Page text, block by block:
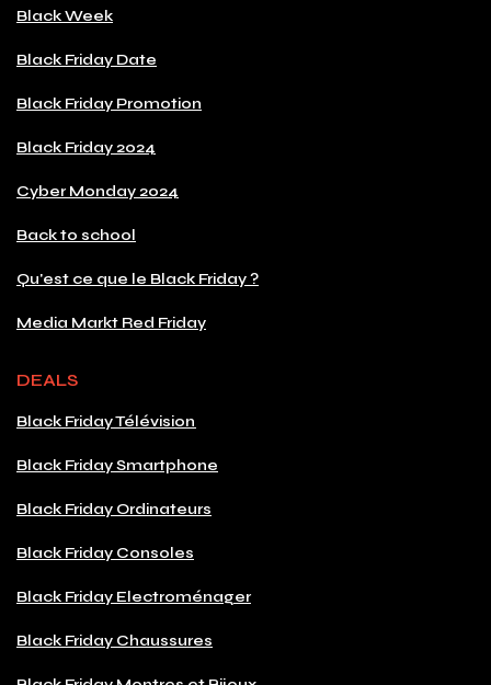
Black Week
Black Friday Date
Black Friday Promotion
Black Friday 2024
Cyber Monday 2024
Back to school
Qu'est ce que le Black Friday ?
Media Markt Red Friday
DEALS
Black Friday Télévision
Black Friday Smartphone
Black Friday Ordinateurs
Black Friday Consoles
Black Friday Electroménager
Black Friday Chaussures